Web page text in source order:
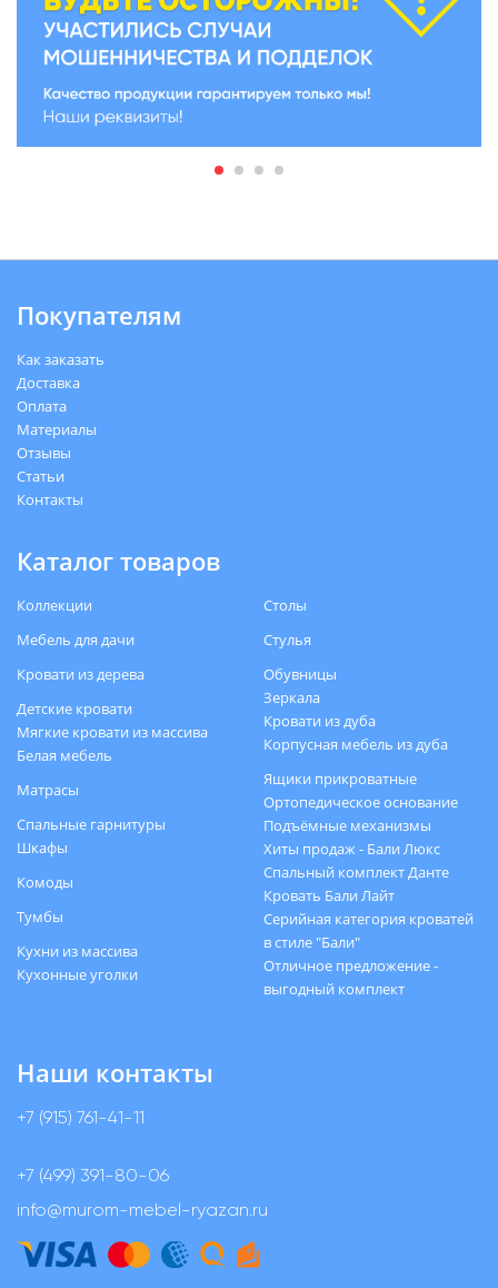
Покупателям
Как заказать
Доставка
Оплата
Материалы
Отзывы
Статьи
Контакты
Каталог товаров
Коллекции
Мебель для дачи
Кровати из дерева
Детские кровати
Мягкие кровати из массива
Белая мебель
Матрасы
Спальные гарнитуры
Шкафы
Комоды
Тумбы
Кухни из массива
Кухонные уголки
Столы
Стулья
Обувницы
Зеркала
Кровати из дуба
Корпусная мебель из дуба
Ящики прикроватные
Ортопедическое основание
Подъёмные механизмы
Хиты продаж - Бали Люкс
Спальный комплект Данте
Кровать Бали Лайт
Серийная категория кроватей
в стиле "Бали"
Отличное предложение -
выгодный комплект
Наши контакты
+7 (915) 761-41-11
+7 (499) 391-80-06
info@murom-mebel-ryazan.ru